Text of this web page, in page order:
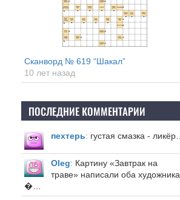
Сканворд № 619 “Шакал”
10 лет назад
ПОСЛЕДНИЕ КОММЕНТАРИИ
пехтерь: густая смазка - ликёр…
Оleg: Картину «Завтрак на
траве» написали оба художника
�…